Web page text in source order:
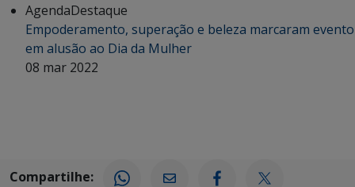
AgendaDestaque
Empoderamento, superação e beleza marcaram evento
em alusão ao Dia da Mulher
08 mar 2022
Compartilhe: